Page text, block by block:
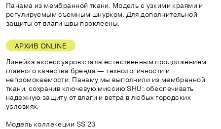
Панама из мембранной ткани. Модель с узкими краями и
регулируемым съемным шнурком. Для дополнительной
защиты от влаги швы проклеены.
АРХИВ ONLINE
Линейка аксессуаров стала естественным продолжением
главного качества бренда — технологичности и
непромокаемости. Панаму мы выполнили из мембранной
ткани, сохранив ключевую миссию SHU: обеспечивать
надежную защиту от влаги и ветра в любых городских
условиях.
Модель коллекеции SS'23